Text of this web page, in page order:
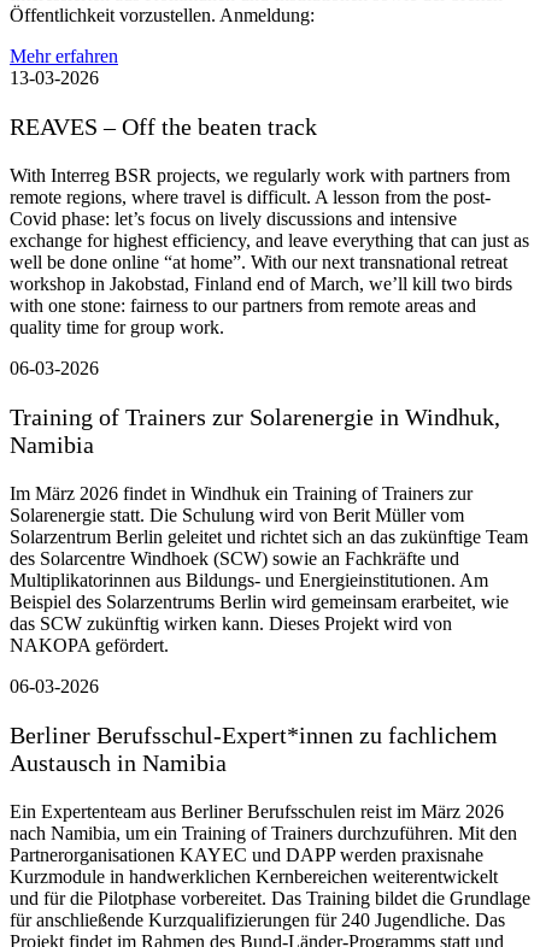
Öffentlichkeit vorzustellen. Anmeldung:
Mehr erfahren
13-03-2026
REAVES – Off the beaten track
With Interreg BSR projects, we regularly work with partners from
remote regions, where travel is difficult. A lesson from the post-
Covid phase: let’s focus on lively discussions and intensive
exchange for highest efficiency, and leave everything that can just as
well be done online “at home”. With our next transnational retreat
workshop in Jakobstad, Finland end of March, we’ll kill two birds
with one stone: fairness to our partners from remote areas and
quality time for group work.
06-03-2026
Training of Trainers zur Solarenergie in Windhuk,
Namibia
Im März 2026 findet in Windhuk ein Training of Trainers zur
Solarenergie statt. Die Schulung wird von Berit Müller vom
Solarzentrum Berlin geleitet und richtet sich an das zukünftige Team
des Solarcentre Windhoek (SCW) sowie an Fachkräfte und
Multiplikatorinnen aus Bildungs- und Energieinstitutionen. Am
Beispiel des Solarzentrums Berlin wird gemeinsam erarbeitet, wie
das SCW zukünftig wirken kann. Dieses Projekt wird von
NAKOPA gefördert.
06-03-2026
Berliner Berufsschul-Expert*innen zu fachlichem
Austausch in Namibia
Ein Expertenteam aus Berliner Berufsschulen reist im März 2026
nach Namibia, um ein Training of Trainers durchzuführen. Mit den
Partnerorganisationen KAYEC und DAPP werden praxisnahe
Kurzmodule in handwerklichen Kernbereichen weiterentwickelt
und für die Pilotphase vorbereitet. Das Training bildet die Grundlage
für anschließende Kurzqualifizierungen für 240 Jugendliche. Das
Projekt findet im Rahmen des Bund-Länder-Programms statt und